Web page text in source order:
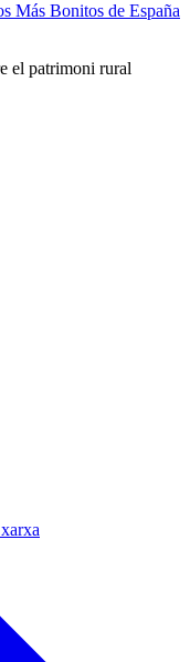
Más Bonitos de España
el patrimoni rural